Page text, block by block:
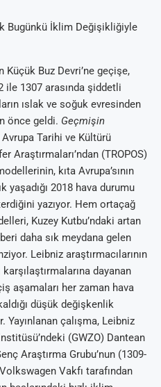
Bugünkü İklim Değişikliğiyle
Küçük Buz Devri’ne geçişe,
ile 1307 arasında şiddetli
ıslak ve soğuk evresinden
önce geldi. Geçmişin
Tarihi ve Kültürü
Araştırmaları’ndan (TROPOS)
kıta Avrupa’sının
yaşadığı 2018 hava durumu
yazıyor. Hem ortaçağ
Kuzey Kutbu’ndaki artan
daha sık meydana gelen
Leibniz araştırmacılarının
dayanan
aşamaları her zaman hava
düşük değişkenlik
çalışma, Leibniz
(GWZO) Dantean
Araştırma Grubu’nun (1309-
Vakfı tarafından